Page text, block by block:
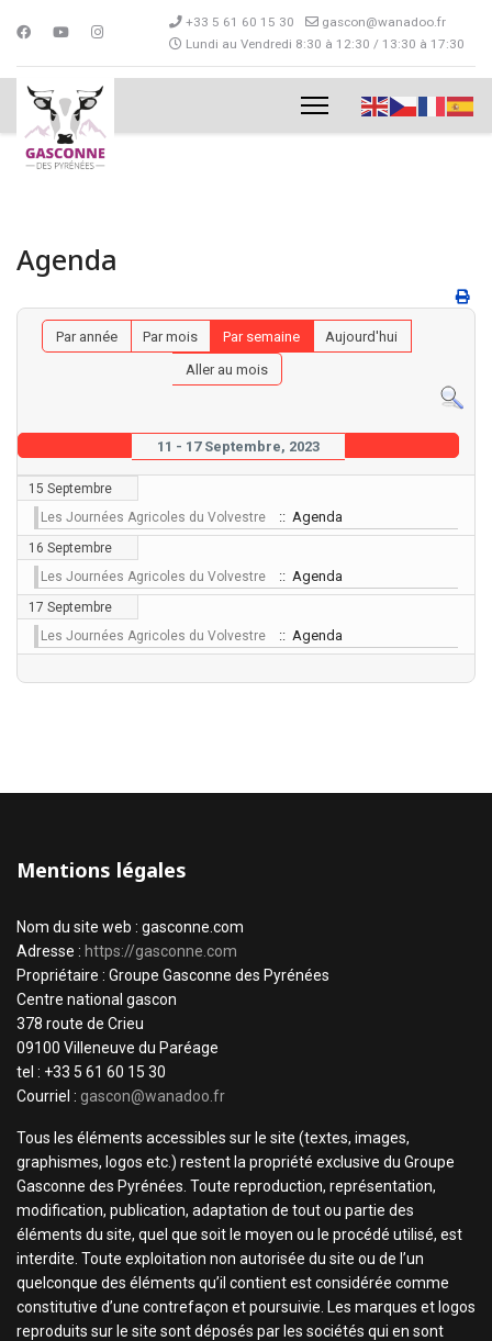
+33 5 61 60 15 30
gascon@wanadoo.fr
Lundi au Vendredi 8:30 à 12:30 / 13:30 à 17:30
Agenda
Par année Par mois Par semaine
Aujourd'hui
Aller au mois
11 - 17 Septembre, 2023
15 Septembre
Les Journées Agricoles du Volvestre
:: Agenda
16 Septembre
Les Journées Agricoles du Volvestre
:: Agenda
17 Septembre
Les Journées Agricoles du Volvestre
:: Agenda
Mentions légales
Nom du site web : gasconne.com
Adresse : https://gasconne.com
Propriétaire : Groupe Gasconne des Pyrénées
Centre national gascon
378 route de Crieu
09100 Villeneuve du Paréage
tel : +33 5 61 60 15 30
Courriel : gascon@wanadoo.fr
Tous les éléments accessibles sur le site (textes, images,
graphismes, logos etc.) restent la propriété exclusive du Groupe
Gasconne des Pyrénées. Toute reproduction, représentation,
modification, publication, adaptation de tout ou partie des
éléments du site, quel que soit le moyen ou le procédé utilisé, est
interdite. Toute exploitation non autorisée du site ou de l’un
quelconque des éléments qu’il contient est considérée comme
constitutive d’une contrefaçon et poursuivie. Les marques et logos
reproduits sur le site sont déposés par les sociétés qui en sont